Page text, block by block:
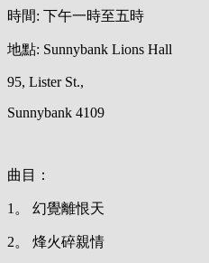
時間: 下午一時至五時
地點: Sunnybank Lions Hall
95, Lister St.,
Sunnybank 4109
曲目：
1。 幻覺離恨天
2。 烽火碎親情